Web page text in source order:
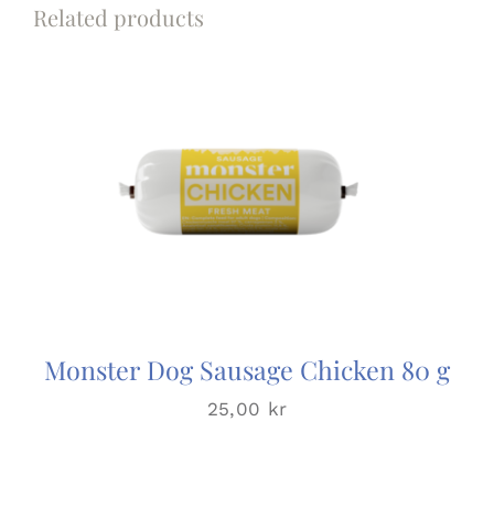
Related products
Monster Dog Sausage Chicken 80 g
25,00 kr